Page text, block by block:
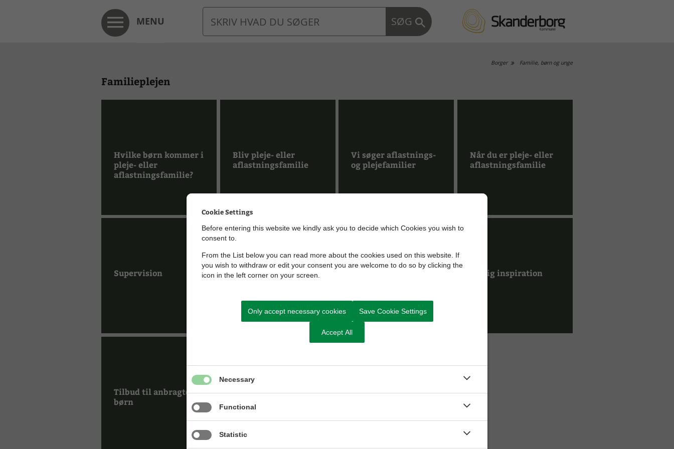
MENU SØG
Borger Familie, børn og unge
Familieplejen
Hvilke børn kommer i
pleje- eller
aflastningsfamilie?
Bliv pleje- eller
aflastningsfamilie
Vi søger aflastnings-
og plejefamilier
Når du er pleje- eller
aflastningsfamilie
Supervision Kurser og temadage Faglig inspiration
Tilbud til anbragte
børn
Cookie Settings
Before entering this website we kindly ask you to decide which Cookies you wish to
consent to.
From the List below you can read more about the cookies used on this website. If
you wish to withdraw or edit your consent you are welcome to do so by clicking the
icon in the left corner on your screen.
Only accept necessary cookies Save Cookie Settings
Accept All
Necessary
Functional
Statistic